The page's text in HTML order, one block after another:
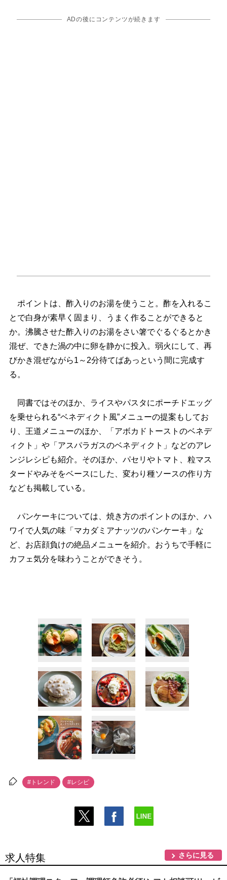
ADの後にコンテンツが続きます
ポイントは、酢入りのお湯を使うこと。酢を入れるこ
とで白身が素早く固まり、うまく作ることができると
か。沸騰させた酢入りのお湯をさい箸でぐるぐるとかき
混ぜ、できた渦の中に卵を静かに投入。弱火にして、再
びかき混ぜながら1～2分待てばあっという間に完成す
る。
同書ではそのほか、ライスやパスタにポーチドエッグ
を乗せられる“ベネディクト風”メニューの提案もしてお
り、王道メニューのほか、「アボカドトーストのベネデ
ィクト」や「アスパラガスのベネディクト」などのアレ
ンジレシピも紹介。そのほか、パセリやトマト、粒マス
タードやみそをベースにした、変わり種ソースの作り方
なども掲載している。
パンケーキについては、焼き方のポイントのほか、ハ
ワイで人気の味「マカダミアナッツのパンケーキ」な
ど、お店顔負けの絶品メニューを紹介。おうちで手軽に
カフェ気分を味わうことができそう。
#トレンド #レシピ
求人特集 さらに見る